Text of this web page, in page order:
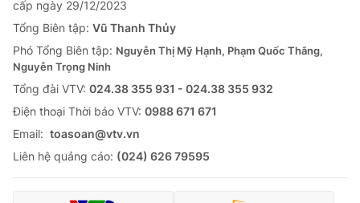
cấp ngày 29/12/2023
Tổng Biên tập: Vũ Thanh Thủy
Phó Tổng Biên tập: Nguyễn Thị Mỹ Hạnh, Phạm Quốc Thắng,
Nguyễn Trọng Ninh
Tổng đài VTV: 024.38 355 931 - 024.38 355 932
Ðiện thoại Thời báo VTV: 0988 671 671
Email: toasoan@vtv.vn
Liên hệ quảng cáo: (024) 626 79595